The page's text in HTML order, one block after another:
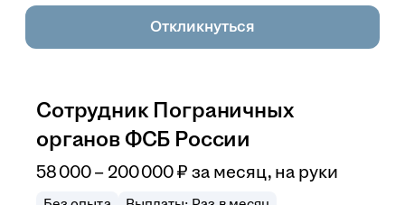
Откликнуться
Сотрудник Пограничных
органов ФСБ России
58 000– 200 000₽ за месяц, на руки